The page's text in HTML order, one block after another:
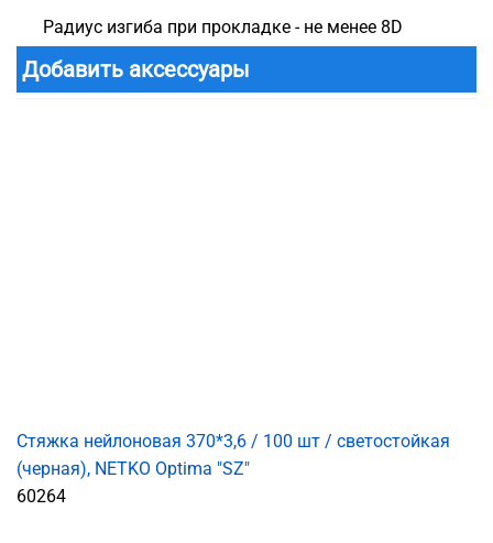
Радиус изгиба при прокладке - не менее 8D
Добавить аксессуары
Стяжка нейлоновая 370*3,6 / 100 шт / светостойкая
(черная), NETKO Optima "SZ"
60264